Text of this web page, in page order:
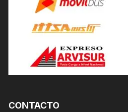
CONTACTO